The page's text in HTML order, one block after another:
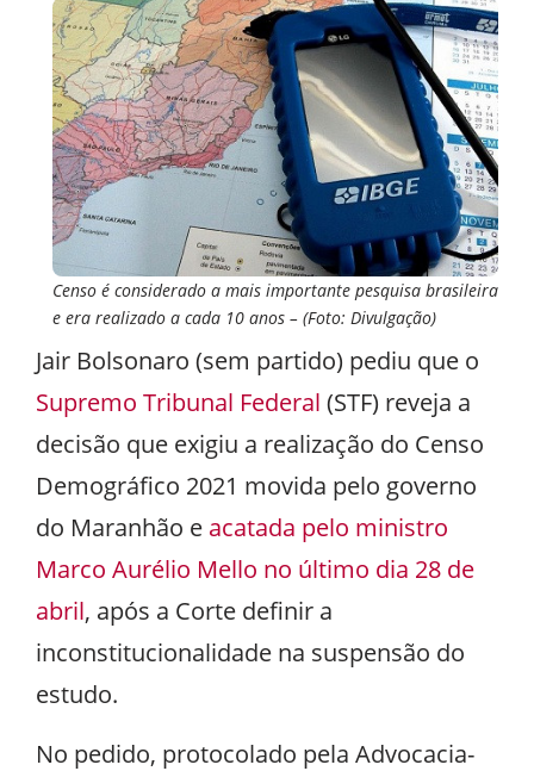
Censo é considerado a mais importante pesquisa brasileira
e era realizado a cada 10 anos – (Foto: Divulgação)
Jair Bolsonaro (sem partido) pediu que o
Supremo Tribunal Federal (STF) reveja a
decisão que exigiu a realização do Censo
Demográfico 2021 movida pelo governo
do Maranhão e acatada pelo ministro
Marco Aurélio Mello no último dia 28 de
abril, após a Corte definir a
inconstitucionalidade na suspensão do
estudo.
No pedido, protocolado pela Advocacia-